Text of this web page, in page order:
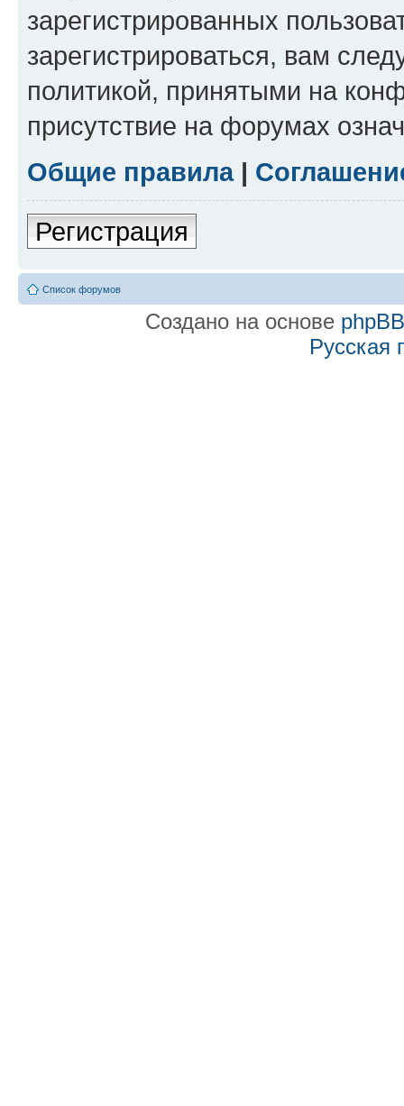
зарегистрированных
зарегистрироваться, вам
политикой, принятыми на
присутствие на форумах
Общие правила|
Регистрация
Список форумов
Создано на основе phpBB
Русская